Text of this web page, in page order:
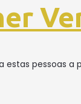
estas pessoas